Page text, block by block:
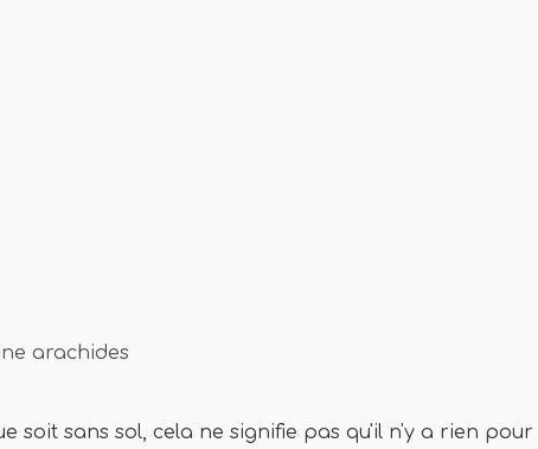
arachides
soit sans sol, cela ne signifie pas qu'il n'y a rien pour